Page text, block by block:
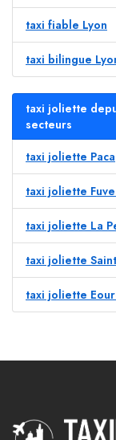
taxi fiable Lyon
taxi bilingue
taxi joliette
secteurs
taxi joliette Paca
taxi joliette
taxi joliette La
taxi joliette
taxi joliette